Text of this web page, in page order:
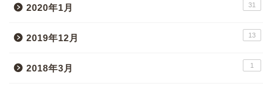
2020年1月 31
2019年12月 13
2018年3月 1